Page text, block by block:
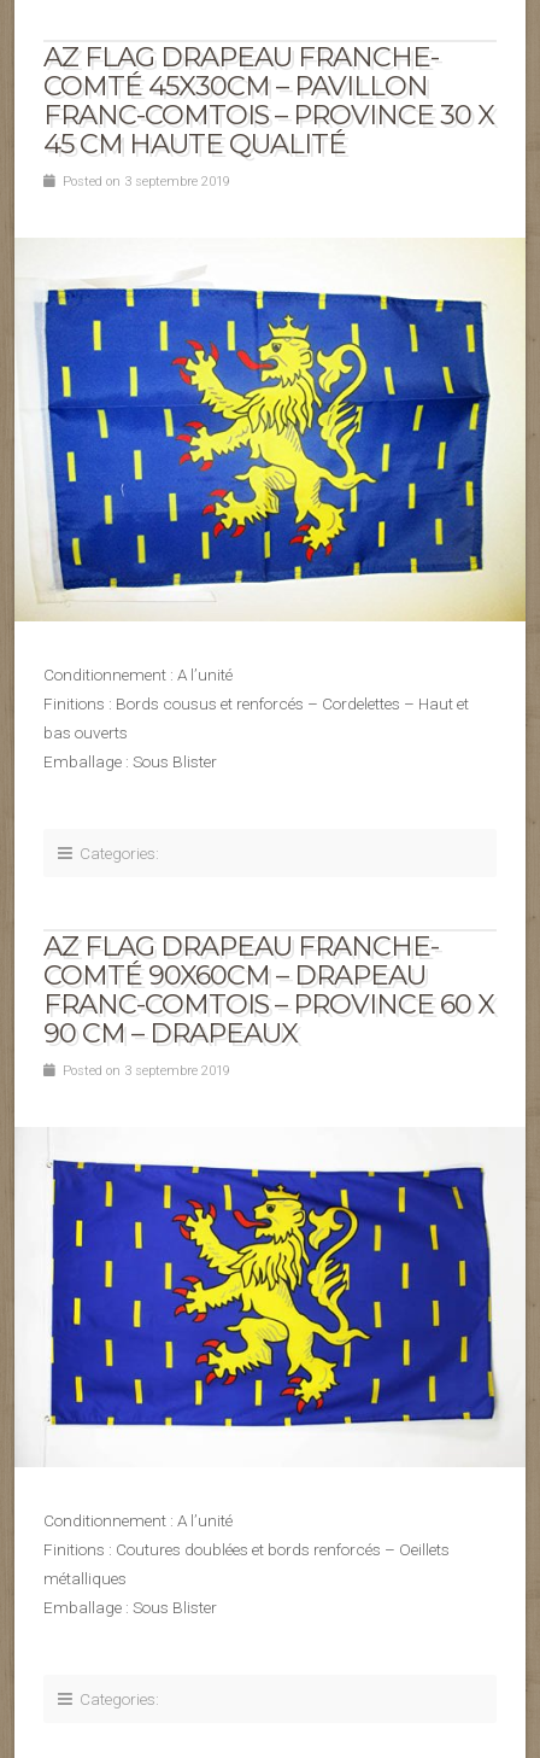
AZ FLAG DRAPEAU FRANCHE-
COMTÉ 45X30CM – PAVILLON
FRANC-COMTOIS – PROVINCE 30 X
45 CM HAUTE QUALITÉ
Posted on 3 septembre 2019
Conditionnement : A l’unité
Finitions : Bords cousus et renforcés – Cordelettes – Haut et
bas ouverts
Emballage : Sous Blister
Categories:
AZ FLAG DRAPEAU FRANCHE-
COMTÉ 90X60CM – DRAPEAU
FRANC-COMTOIS – PROVINCE 60 X
90 CM – DRAPEAUX
Posted on 3 septembre 2019
Conditionnement : A l’unité
Finitions : Coutures doublées et bords renforcés – Oeillets
métalliques
Emballage : Sous Blister
Categories: